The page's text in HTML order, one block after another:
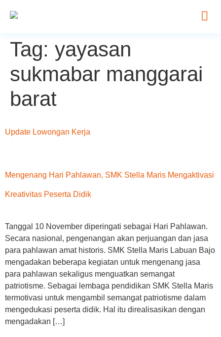
Tag: yayasan
sukmabar manggarai
barat
Update Lowongan Kerja
Mengenang Hari Pahlawan, SMK Stella Maris Mengaktivasi
Kreativitas Peserta Didik
Tanggal 10 November diperingati sebagai Hari Pahlawan.
Secara nasional, pengenangan akan perjuangan dan jasa
para pahlawan amat historis. SMK Stella Maris Labuan Bajo
mengadakan beberapa kegiatan untuk mengenang jasa
para pahlawan sekaligus menguatkan semangat
patriotisme. Sebagai lembaga pendidikan SMK Stella Maris
termotivasi untuk mengambil semangat patriotisme dalam
mengedukasi peserta didik. Hal itu direalisasikan dengan
mengadakan […]